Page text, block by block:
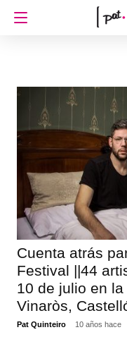
Cuenta atrás
Festival ||44
10 de julio en
Vinaròs,
Pat Quinteiro 10 años hace